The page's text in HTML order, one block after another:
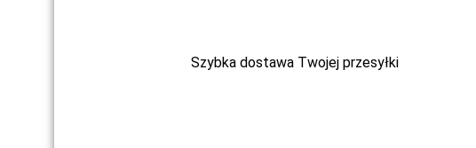
Szybka dostawa Twojej przesyłki